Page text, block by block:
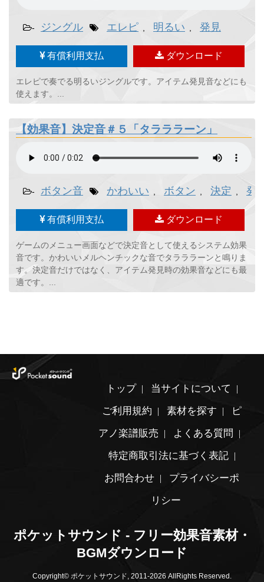
- ジングル エレピ 明るい 発見
有償利用支払 ダウンロード
エレピで奏でる明るいジングルです。アイテム発見音などにも
使えます。...
【効果音】決定音＃５「タラララーン」
- ボタン音 かわいい ボタン 決定 発
有償利用支払 ダウンロード
ゲームのメニュー画面などで決定音として使えるシステム効果
音です。かわいいメルヘンチックな音でタラララーンと鳴りま
す。決定音だけではなく、アイテム発見時の効果音などにも最
適です。...
トップ
当サイトについて
ご利用規約
素材を探す
ピ
アノ楽譜販売
よくある質問
特定商取引法に基づく表記
お問合わせ
プライバシーポ
リシー
ポケットサウンド - フリー効果音素材・
BGMダウンロード
Copyright© ポケットサウンド, 2011-2026 AllRights Reserved.